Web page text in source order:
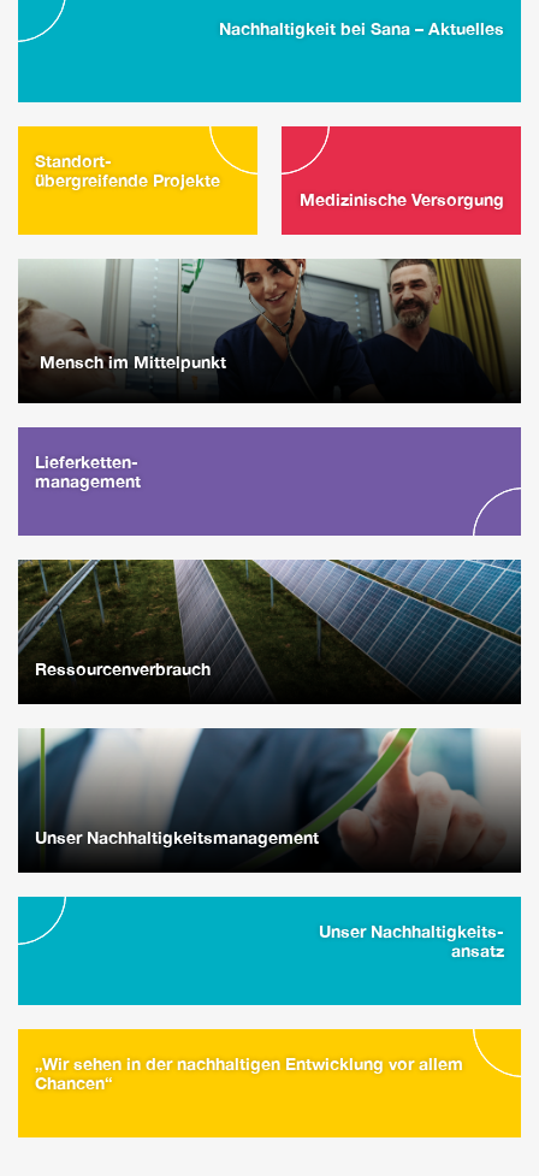
Nachhaltigkeit bei Sana – Aktuelles
Standort-
übergreifende Projekte
Medizinische Versorgung
Mensch im Mittelpunkt
Lieferketten-
management
Ressourcenverbrauch
Unser Nachhaltigkeitsmanagement
Unser Nachhaltigkeits-
ansatz
„Wir sehen in der nachhaltigen Entwicklung vor allem
Chancen“